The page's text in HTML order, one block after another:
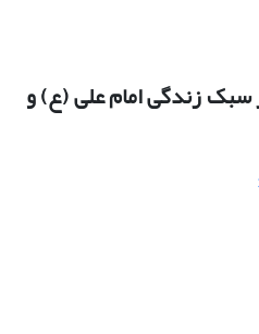
سبک زندگی امام علی (ع) و